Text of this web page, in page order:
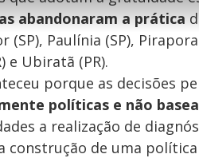
e
u
d
o
s
e
g
n
d
s
u
d
abandonaram a prática
(SP), Paulínia (SP),
e Ubiratã (PR).
porque as decisões
políticas e não
a realização de
construção de uma